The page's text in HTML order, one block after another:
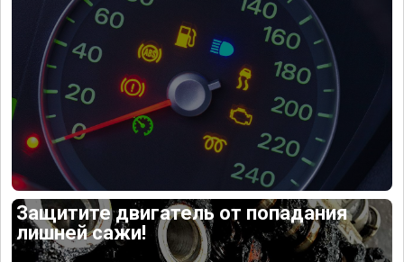
Защитите двигатель от попадания
лишней сажи!